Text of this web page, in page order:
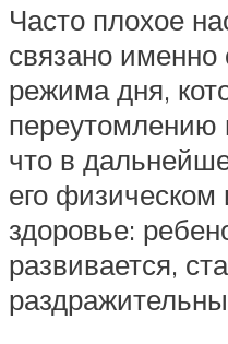
Часто плохое
связано
режима дня,
что в
его физическом
здоровье:
развивается,